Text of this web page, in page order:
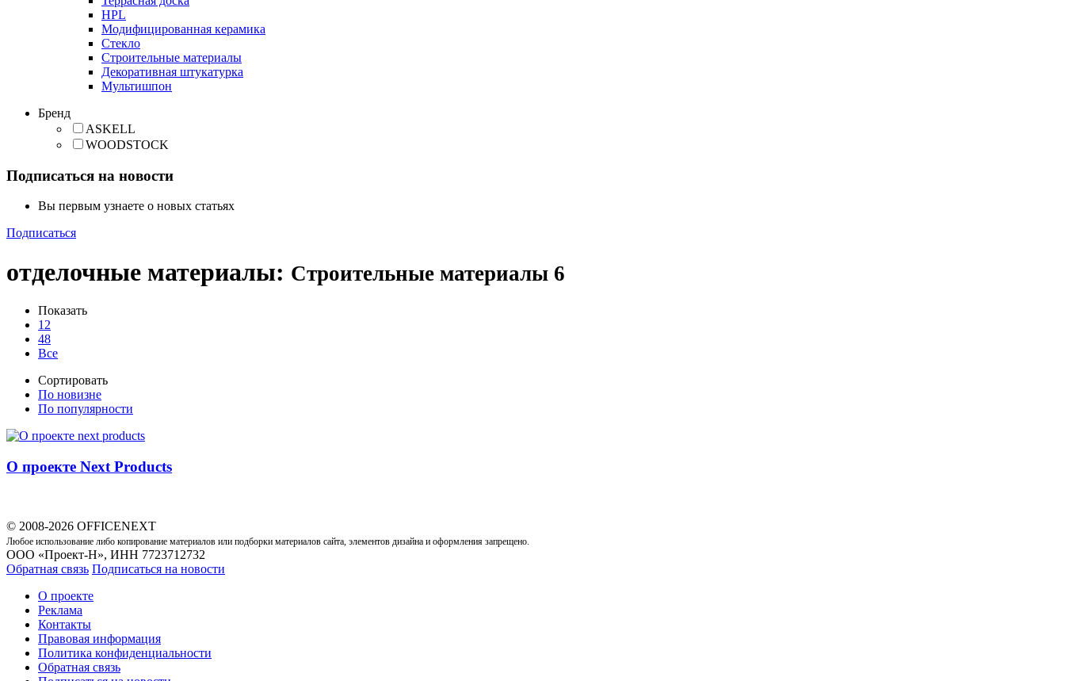
HPL
Модифицированная керамика
Стекло
Строительные материалы
Декоративная штукатурка
Мультишпон
Бренд
ASKELL
WOODSTOCK
Подписаться на новости
Вы первым узнаете о новых статьях
Подписаться
отделочные материалы: Строительные материалы 6
Показать
12
48
Все
Сортировать
По новизне
По популярности
О проекте Next Products
© 2008-2026 OFFICENEXT
Любое использование либо копирование материалов или подборки материалов сайта, элементов дизайна и оформления запрещено.
ООО «Проект-Н», ИНН 7723712732
Обратная связь Подписаться на новости
О проекте
Реклама
Контакты
Правовая информация
Политика конфиденциальности
Обратная связь